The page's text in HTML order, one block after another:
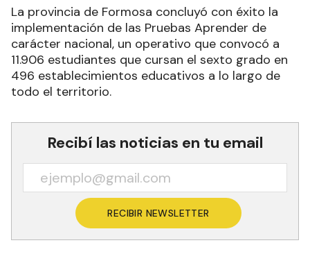
La provincia de Formosa concluyó con éxito la
implementación de las Pruebas Aprender de
carácter nacional, un operativo que convocó a
11.906 estudiantes que cursan el sexto grado en
496 establecimientos educativos a lo largo de
todo el territorio.
Recibí las noticias en tu email
RECIBIR NEWSLETTER